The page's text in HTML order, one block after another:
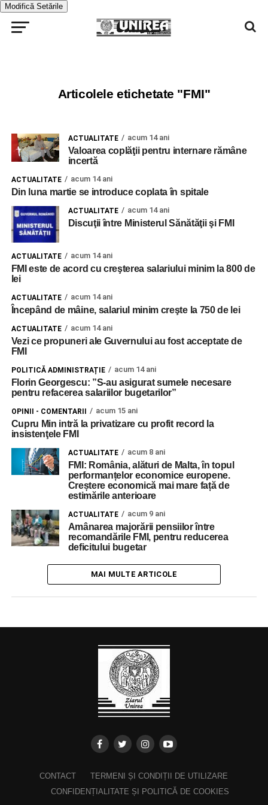
Modifică Setările
Articolele etichetate "FMI"
ACTUALITATE acum 14 ani
Valoarea coplăţii pentru internare rămâne
incertă
ACTUALITATE acum 14 ani
Din luna martie se introduce coplata în spitale
ACTUALITATE acum 14 ani
Discuţii între Ministerul Sănătăţii şi FMI
ACTUALITATE acum 14 ani
FMI este de acord cu creşterea salariului minim la 800 de
lei
ACTUALITATE acum 14 ani
Începând de mâine, salariul minim creşte la 750 de lei
ACTUALITATE acum 14 ani
Vezi ce propuneri ale Guvernului au fost acceptate de
FMI
POLITICĂ ADMINISTRAȚIE acum 14 ani
Florin Georgescu: ”S-au asigurat sumele necesare
pentru refacerea salariilor bugetarilor”
OPINII - COMENTARII acum 15 ani
Cupru Min intră la privatizare cu profit record la
insistenţele FMI
ACTUALITATE acum 8 ani
FMI: România, alături de Malta, în topul
performanțelor economice europene.
Creștere economică mai mare față de
estimările anterioare
ACTUALITATE acum 9 ani
Amânarea majorării pensiilor între
recomandările FMI, pentru reducerea
deficitului bugetar
MAI MULTE ARTICOLE
CONTACT
TERMENI ȘI CONDIȚII DE UTILIZARE
CONFIDENȚIALITATE ȘI POLITICĂ DE COOKIES